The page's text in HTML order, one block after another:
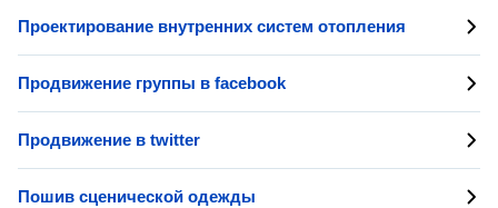
Проектирование внутренних систем отопления
Продвижение группы в facebook
Продвижение в twitter
Пошив сценической одежды